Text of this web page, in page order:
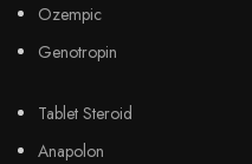
Ozempic
Genotropin
Tablet Steroid
Anapolon